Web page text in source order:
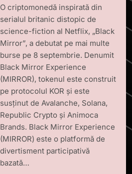
O criptomonedă inspirată din
serialul britanic distopic de
science-fiction al Netflix, „Black
Mirror”, a debutat pe mai multe
burse pe 8 septembrie. Denumit
Black Mirror Experience
(MIRROR), tokenul este construit
pe protocolul KOR și este
susținut de Avalanche, Solana,
Republic Crypto și Animoca
Brands. Black Mirror Experience
(MIRROR) este o platformă de
divertisment participativă
bazată…